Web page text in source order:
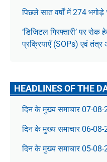
पिछले सात वर्षों में 274
‘डिजिटल गिरफ्तारी’ पर
प्रक्रियाएँ (SOPs) एवं तंत्र
HEADLINES OF THE
दिन के मुख्य समाचार 07-
दिन के मुख्य समाचार 06-
दिन के मुख्य समाचार 05-